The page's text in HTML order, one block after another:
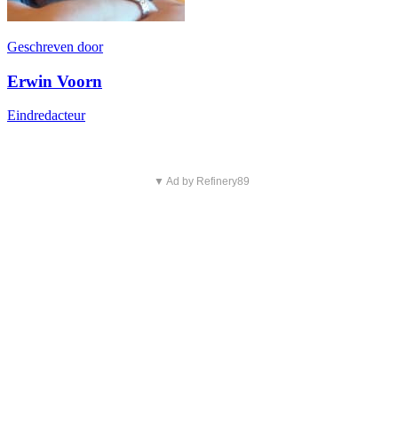
Geschreven door
Erwin Voorn
Eindredacteur
▼ Ad by Refinery89